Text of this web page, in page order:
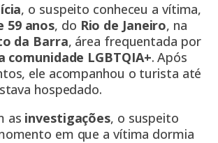
, o suspeito conheceu a vítima,
59 anos, do Rio de Janeiro, na
da Barra, área frequentada por
comunidade LGBTQIA+. Após
ele acompanhou o turista até
hospedado.
as investigações, o suspeito
em que a vítima dormia